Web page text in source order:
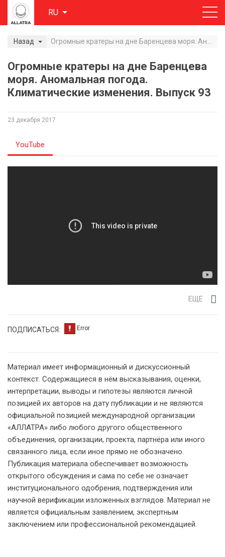
RU
Назад
Огромные кратеры на дне Баренцева
моря. Аномальная погода.
Климатические изменения. Выпуск 93
23 декабря 2017
YouTube
ЕЩЕ
ПОДПИСАТЬСЯ:
Материал имеет информационный и дискуссионный
контекст. Содержащиеся в нём высказывания, оценки,
интерпретации, выводы и гипотезы являются личной
позицией их авторов на дату публикации и не являются
официальной позицией международной организации
«АЛЛАТРА» либо любого другого общественного
объединения, организации, проекта, партнёра или иного
связанного лица, если иное прямо не обозначено.
Публикация материала обеспечивает возможность
открытого обсуждения и сама по себе не означает
институционального одобрения, подтверждения или
научной верификации изложенных взглядов. Материал не
является официальным заявлением, экспертным
заключением или профессиональной рекомендацией.